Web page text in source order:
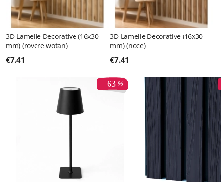
3D Lamelle Decorative (16x30
mm) (rovere wotan)
€7.41
3D Lamelle Decorative (16x30
mm) (noce)
€7.41
63